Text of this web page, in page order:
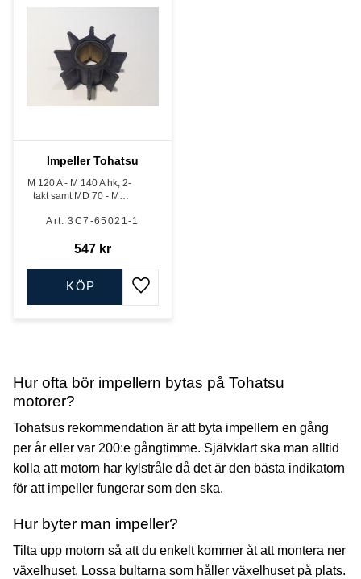
Impeller Tohatsu
M 120 A - M 140 A hk, 2-
takt samt MD 70 - MD
3C7-65021-1
547 kr
Lägg till i favoriter
KÖP
Hur ofta bör impellern bytas på Tohatsu
motorer?
Tohatsus rekommendation är att byta impellern en gång
per år eller var 200:e gångtimme. Självklart ska man alltid
kolla att motorn har kylstråle då det är den bästa indikatorn
för att impeller fungerar som den ska.
Hur byter man impeller?
Tilta upp motorn så att du enkelt kommer åt att montera ner
växelhuset. Lossa bultarna som håller växelhuset på plats.